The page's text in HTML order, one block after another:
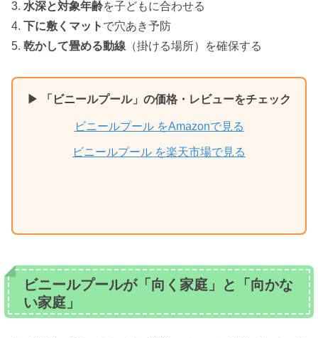
3. 水深と対象年齢を子どもに合わせる
4. 下に敷くマット で穴あき予防
5. 乾かして畳める動線 （掛ける場所）を確保する
▶ 「ビニールプール」の価格・レビューをチェック
ビニールプール をAmazonで見る
ビニールプール を楽天市場で見る
ビニールプールが「向く家庭」と「向かな
い家庭」